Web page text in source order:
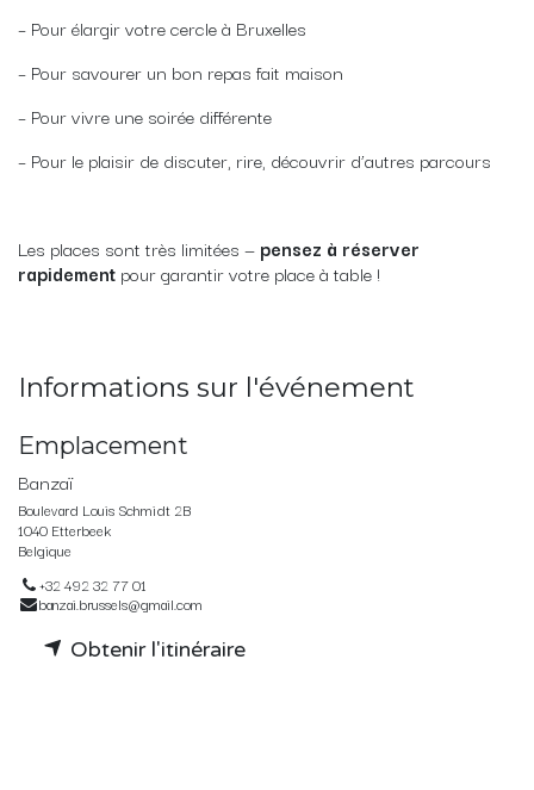
– Pour élargir votre cercle à Bruxelles
– Pour savourer un bon repas fait maison
– Pour vivre une soirée différente
– Pour le plaisir de discuter, rire, découvrir d’autres parcours
Les places sont très limitées — pensez à réserver
rapidement pour garantir votre place à table !
Informations sur l'événement
Emplacement
Banzaï
Boulevard Louis Schmidt 2B
1040 Etterbeek
Belgique
+32 492 32 77 01
banzai.brussels@gmail.com
Obtenir l'itinéraire